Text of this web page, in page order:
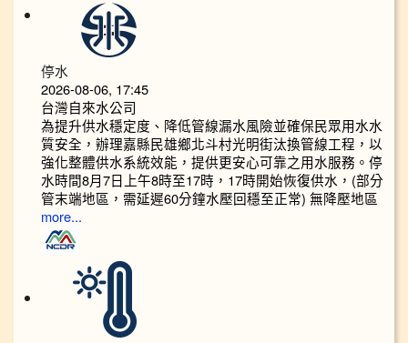
停水
2026-08-06, 17:45
台灣自來水公司
為提升供水穩定度、降低管線漏水風險並確保民眾用水水
質安全，辦理嘉縣民雄鄉北斗村光明街汰換管線工程，以
強化整體供水系統效能，提供更安心可靠之用水服務。停
水時間8月7日上午8時至17時，17時開始恢復供水，(部分
管末端地區，需延遲60分鐘水壓回穩至正常) 無降壓地區
more...